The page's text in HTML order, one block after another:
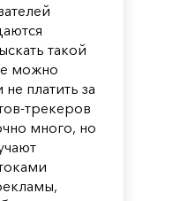
такой
можно
не платить за
трекеров
много, но